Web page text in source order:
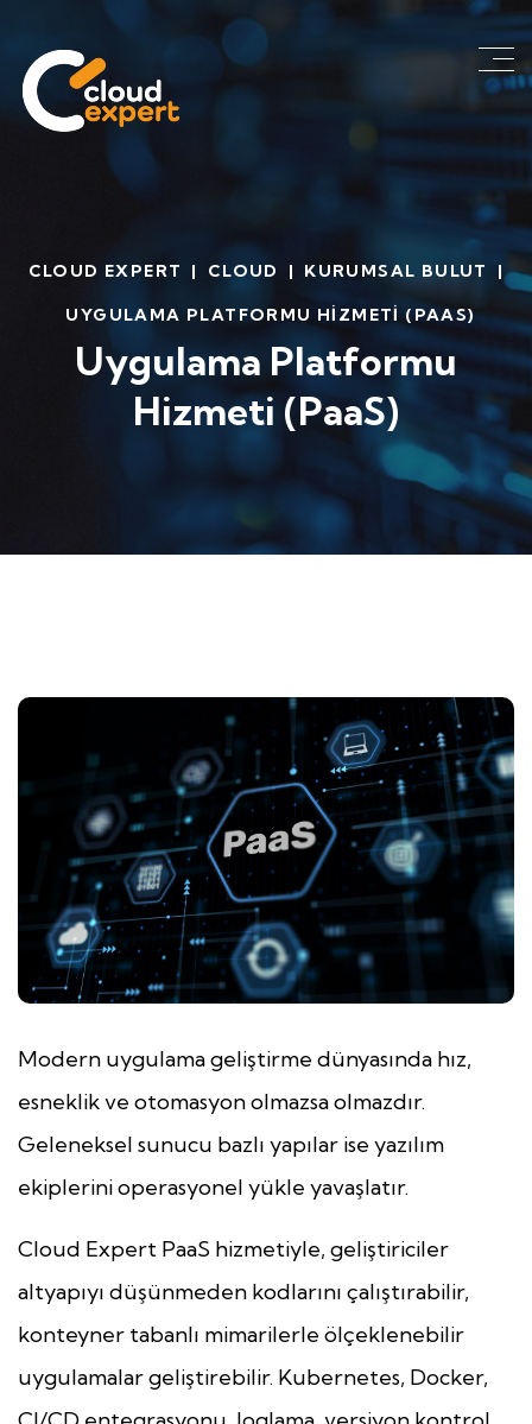
CLOUD EXPERT | CLOUD | KURUMSAL BULUT |
UYGULAMA PLATFORMU HIZMETI (PAAS)
Uygulama Platformu
Hizmeti (PaaS)
Modern uygulama geliştirme dünyasında hız,
esneklik ve otomasyon olmazsa olmazdır.
Geleneksel sunucu bazlı yapılar ise yazılım
ekiplerini operasyonel yükle yavaşlatır.
Cloud Expert PaaS hizmetiyle, geliştiriciler
altyapıyı düşünmeden kodlarını çalıştırabilir,
konteyner tabanlı mimarilerle ölçeklenebilir
uygulamalar geliştirebilir. Kubernetes, Docker,